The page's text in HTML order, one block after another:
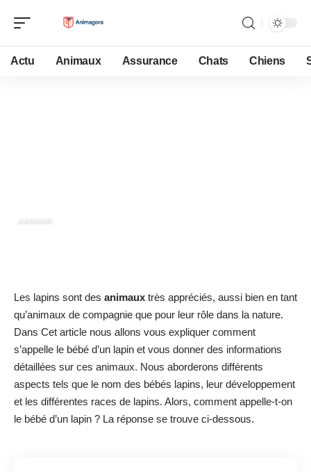
Actu Animaux Assurance Chats Chiens
ANIMAUX
Les lapins sont des animaux très appréciés, aussi bien en tant
qu’animaux de compagnie que pour leur rôle dans la nature.
Dans Cet article nous allons vous expliquer comment
s’appelle le bébé d’un lapin et vous donner des informations
détaillées sur ces animaux. Nous aborderons différents
aspects tels que le nom des bébés lapins, leur développement
et les différentes races de lapins. Alors, comment appelle-t-on
le bébé d’un lapin ? La réponse se trouve ci-dessous.